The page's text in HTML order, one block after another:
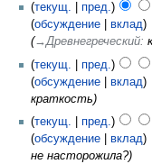
текущ.
пред.
обсуждение
вклад
→‎Древнегреческий:
текущ.
пред.
обсуждение
вклад
краткость
текущ.
пред.
обсуждение
вклад
не насторожила?